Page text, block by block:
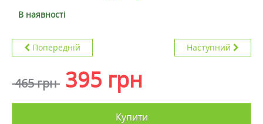
В наявності
Попередній Наступний
465 грн 395 грн
Купити